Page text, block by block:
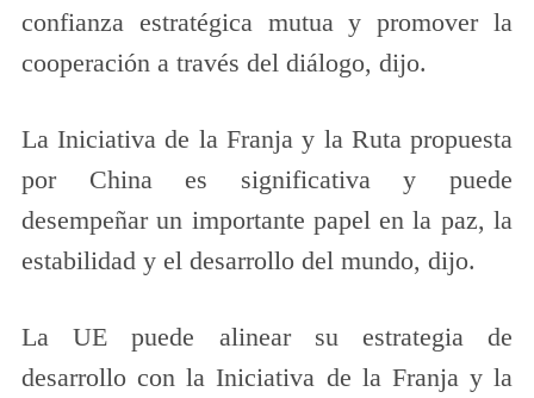
confianza estratégica mutua y promover la
cooperación a través del diálogo, dijo.
La Iniciativa de la Franja y la Ruta propuesta
por China es significativa y puede
desempeñar un importante papel en la paz, la
estabilidad y el desarrollo del mundo, dijo.
La UE puede alinear su estrategia de
desarrollo con la Iniciativa de la Franja y la